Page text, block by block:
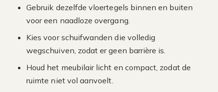
Gebruik dezelfde vloertegels binnen en buiten
voor een naadloze overgang.
Kies voor schuifwanden die volledig
wegschuiven, zodat er geen barrière is.
Houd het meubilair licht en compact, zodat de
ruimte niet vol aanvoelt.